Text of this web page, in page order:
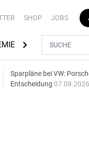
SHOP JOBS
AUTOMARKEN
Sparpläne bei VW:
Entscheidung